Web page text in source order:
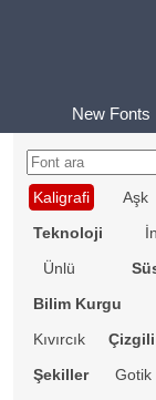
New Fonts
Kaligrafi
Aşk
Teknoloji
Ünlü
Bilim Kurgu
Kıvırcık
Şekiller
Gotik